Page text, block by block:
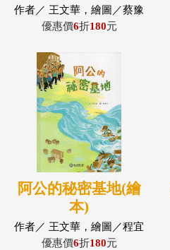
作者／ 王文華，繪圖／蔡豫
寧
優惠價6折180元
阿公的秘密基地(繪
本)
作者／ 王文華，繪圖／程宜
方
優惠價6折180元